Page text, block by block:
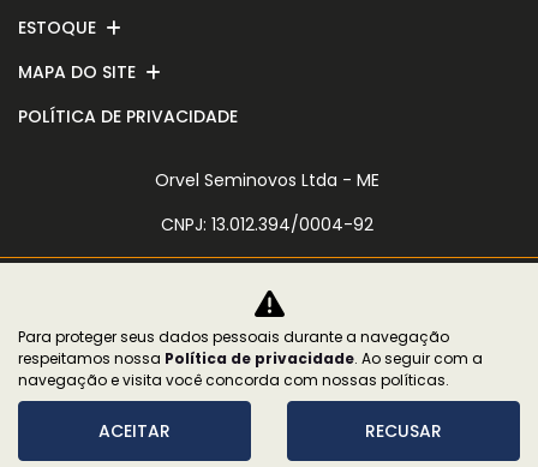
ESTOQUE
MAPA DO SITE
POLÍTICA DE PRIVACIDADE
Orvel Seminovos Ltda - ME
CNPJ: 13.012.394/0004-92
No trânsito, enxergar o outro salva
vidas.
Para proteger seus dados pessoais durante a navegação
respeitamos nossa Política de privacidade. Ao seguir com a
navegação e visita você concorda com nossas políticas.
ACEITAR RECUSAR